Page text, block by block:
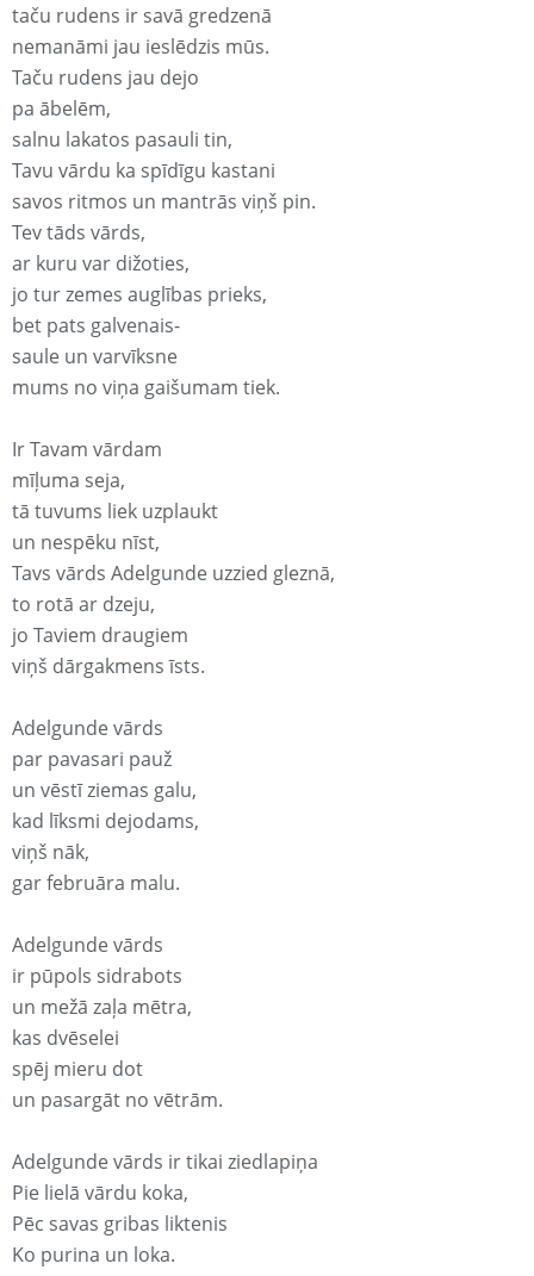
taču rudens ir savā gredzenā
nemanāmi jau ieslēdzis mūs.
Taču rudens jau dejo
pa ābelēm,
salnu lakatos pasauli tin,
Tavu vārdu ka spīdīgu kastani
savos ritmos un mantrās viņš pin.
Tev tāds vārds,
ar kuru var dižoties,
jo tur zemes auglības prieks,
bet pats galvenais-
saule un varvīksne
mums no viņa gaišumam tiek.
Ir Tavam vārdam
mīļuma seja,
tā tuvums liek uzplaukt
un nespēku nīst,
Tavs vārds Adelgunde uzzied gleznā,
to rotā ar dzeju,
jo Taviem draugiem
viņš dārgakmens īsts.
Adelgunde vārds
par pavasari pauž
un vēstī ziemas galu,
kad līksmi dejodams,
viņš nāk,
gar februāra malu.
Adelgunde vārds
ir pūpols sidrabots
un mežā zaļa mētra,
kas dvēselei
spēj mieru dot
un pasargāt no vētrām.
Adelgunde vārds ir tikai ziedlapiņa
Pie lielā vārdu koka,
Pēc savas gribas liktenis
Ko purina un loka.